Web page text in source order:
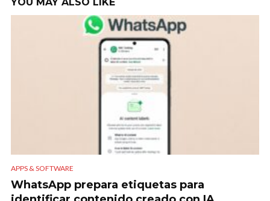
YOU MAY ALSO LIKE
APPS & SOFTWARE
WhatsApp prepara etiquetas para